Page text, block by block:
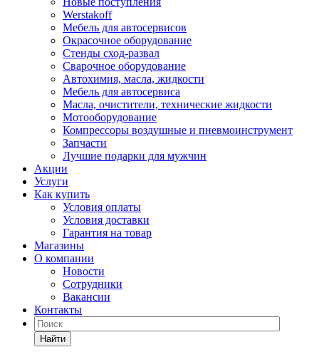
Werstakoff
Мебель для автосервисов
Окрасочное оборудование
Стенды сход-развал
Сварочное оборудование
Автохимия, масла, жидкости
Мебель для автосервиса
Масла, очистители, технические жидкости
Мотооборудование
Компрессоры воздушные и пневмоинструмент
Запчасти
Лучшие подарки для мужчин
Акции
Услуги
Как купить
Условия оплаты
Условия доставки
Гарантия на товар
Магазины
О компании
Новости
Сотрудники
Вакансии
Контакты
Найти